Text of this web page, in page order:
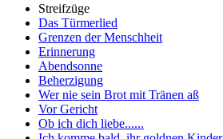
Streifzüge
Das Türmerlied
Grenzen der Menschheit
Erinnerung
Abendsonne
Beherzigung
Wer nie sein Brot mit Tränen aß
Vor Gericht
Ob ich dich liebe......